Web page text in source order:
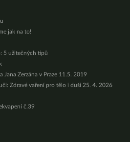
jak na to!
5 užitečných tipů
Jana Zerzána v Praze 11.5. 2019
Zdravé vaření pro tělo i duši 25. 4. 2026
č.39